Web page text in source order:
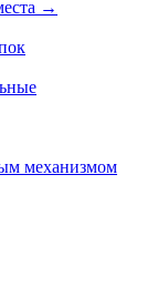
→
механизмом